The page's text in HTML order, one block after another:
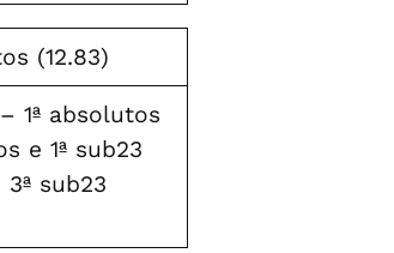
(12.83)
1ª absolutos
e 1ª sub23
sub23